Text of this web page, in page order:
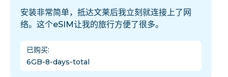
安装非常简单，抵达文莱后我立刻就连接上了网
络。这个eSIM让我的旅行方便了很多。
已购买:
6GB-8-days-total